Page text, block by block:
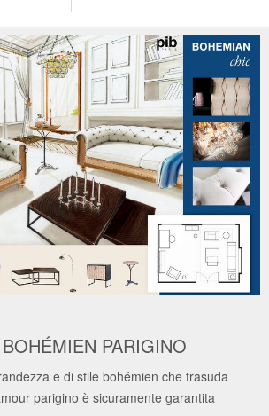
PARIGINO
e di stile bohémien che trasuda
parigino è sicuramente garantita